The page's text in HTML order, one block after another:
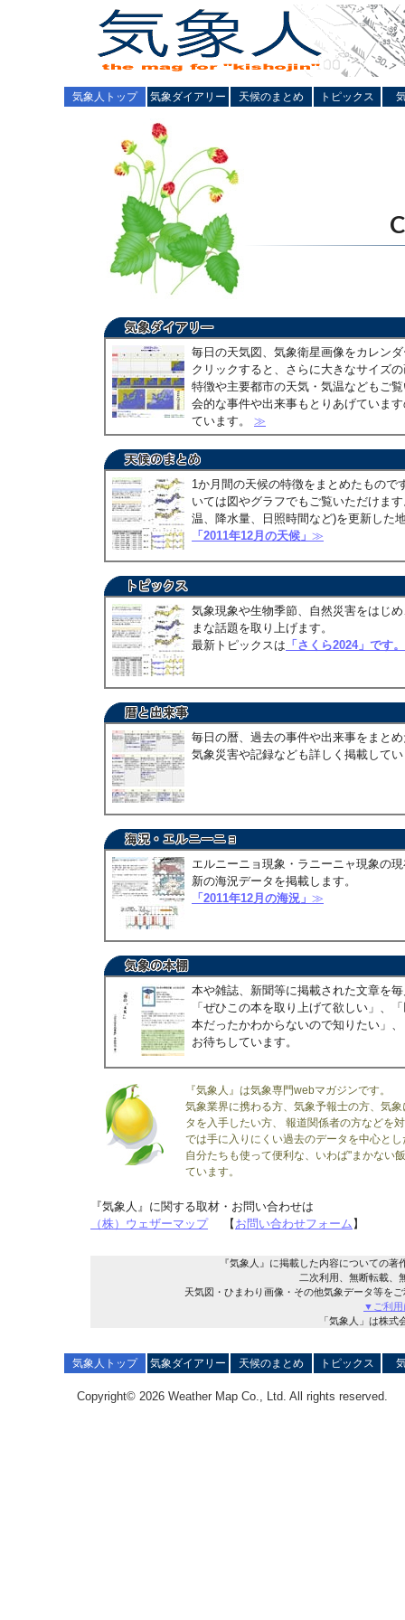
気象人トップ 気象ダイアリー 天候のまとめ トピックス
毎日の天気図、気象衛星画像をカレン
クリックすると、さらに大きなサイズ
特徴や主要都市の天気・気温などもご
会的な事件や出来事もとりあげていま
ています。 ≫
1か月間の天候の特徴をまとめたもので
いては図やグラフでもご覧いただけま
温、降水量、日照時間など)を更新した
「2011年12月の天候」 ≫
気象現象や生物季節、自然災害をはじ
まな話題を取り上げます。
最新トピックスは 「さくら2024」です。
毎日の暦、過去の事件や出来事をまと
気象災害や記録なども詳しく掲載して
エルニーニョ現象・ラニーニャ現象の
新の海況データを掲載します。
「2011年12月の海況」 ≫
本や雑誌、新聞等に掲載された文章を
「ぜひこの本を取り上げて欲しい」、
本だったかわからないので知りたい」
お待ちしています。
『気象人』は気象専門webマガジンです。
気象業界に携わる方、気象予報士の方、気
タを入手したい方、 報道関係者の方などを
では手に入りにくい過去のデータを中心と
自分たちも使って便利な、いわば"まかない
ています。
『気象人』に関する取材・お問い合わせは
（株）ウェザーマップ【 お問い合わせフォーム 】
『気象人』に掲載した内容についての
二次利用、無断転載、
天気図・ひまわり画像・その他気象データ等を
▼ご利用
「気象人」は株
気象人トップ 気象ダイアリー 天候のまとめ トピックス
Copyright© 2026 Weather Map Co., Ltd. All rights reserved.